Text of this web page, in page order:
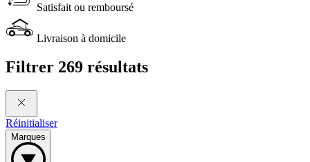
Satisfait ou remboursé
Livraison à domicile
Filtrer 269 résultats
Réinitialiser
Marques